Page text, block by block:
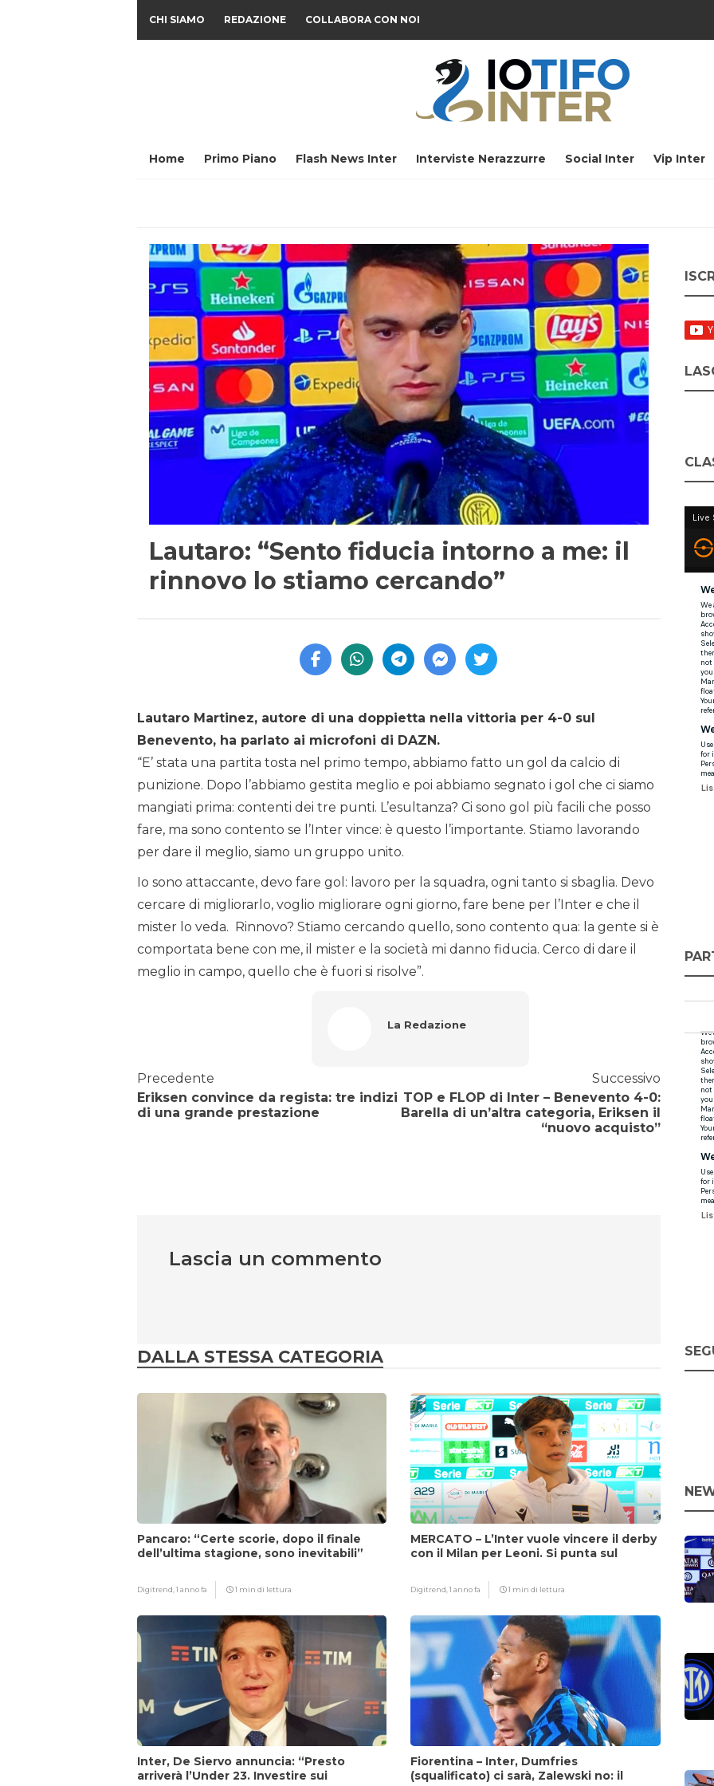
CHI SIAMO REDAZIONE COLLABORA CON NOI
Home Primo Piano Flash News Inter Interviste Nerazzurre Social Inter Vip Inter
Lautaro: “Sento fiducia intorno a me: il
rinnovo lo stiamo cercando”
Lautaro Martinez, autore di una doppietta nella vittoria per 4-0 sul
Benevento, ha parlato ai microfoni di DAZN.
“E’ stata una partita tosta nel primo tempo, abbiamo fatto un gol da calcio di
punizione. Dopo l’abbiamo gestita meglio e poi abbiamo segnato i gol che ci siamo
mangiati prima: contenti dei tre punti. L’esultanza? Ci sono gol più facili che posso
fare, ma sono contento se l’Inter vince: è questo l’importante. Stiamo lavorando
per dare il meglio, siamo un gruppo unito.
Io sono attaccante, devo fare gol: lavoro per la squadra, ogni tanto si sbaglia. Devo
cercare di migliorarlo, voglio migliorare ogni giorno, fare bene per l’Inter e che il
mister lo veda. Rinnovo? Stiamo cercando quello, sono contento qua: la gente si è
comportata bene con me, il mister e la società mi danno fiducia. Cerco di dare il
meglio in campo, quello che è fuori si risolve”.
La Redazione
Precedente
Eriksen convince da regista: tre indizi
di una grande prestazione
Successivo
TOP e FLOP di Inter – Benevento 4-0:
Barella di un’altra categoria, Eriksen il
“nuovo acquisto”
Lascia un commento
DALLA STESSA CATEGORIA
Pancaro: “Certe scorie, dopo il finale
dell’ultima stagione, sono inevitabili”
Digitrend,1 anno fa 1 min di lettura
MERCATO – L’Inter vuole vincere il derby
con il Milan per Leoni. Si punta sul
Digitrend,1 anno fa 1 min di lettura
Inter, De Siervo annuncia: “Presto
arriverà l’Under 23. Investire sui
Fiorentina – Inter, Dumfries
(squalificato) ci sarà, Zalewski no: il